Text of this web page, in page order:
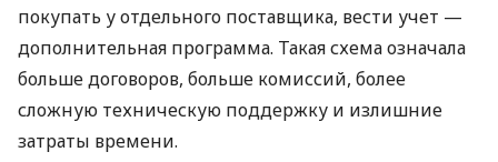
покупать у отдельного поставщика, вести учет —
дополнительная программа. Такая схема означала
больше договоров, больше комиссий, более
сложную техническую поддержку и излишние
затраты времени.